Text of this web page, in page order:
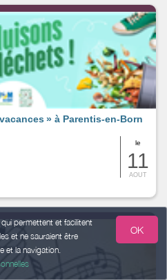
permettent et facilitent
et ne sauraient être
et la navigation.
OK
le
11
AOUT
» à Parentis-en-Born